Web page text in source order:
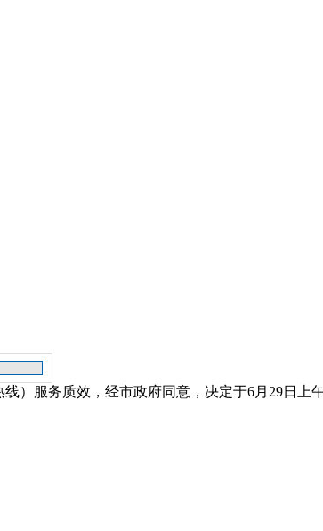
）服务质效，经市政府同意，决定于6月29日上